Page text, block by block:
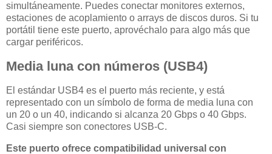
simultáneamente. Puedes conectar monitores externos,
estaciones de acoplamiento o arrays de discos duros. Si tu
portátil tiene este puerto, aprovéchalo para algo más que
cargar periféricos.
Media luna con números (USB4)
El estándar USB4 es el puerto más reciente, y está
representado con un símbolo de forma de media luna con
un 20 o un 40, indicando si alcanza 20 Gbps o 40 Gbps.
Casi siempre son conectores USB-C.
Este puerto ofrece compatibilidad universal con